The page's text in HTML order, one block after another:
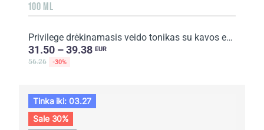
100 ML
Privilege drėkinamasis veido tonikas su kavos ekstraktu ir aliejumi
31.50 – 39.38 EUR
56.26 -30%
Tinka iki: 03.27
Sale 30%